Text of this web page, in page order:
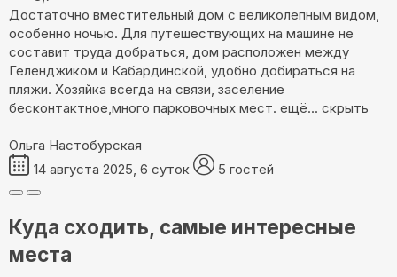
Достаточно вместительный дом с великолепным видом,
особенно ночью. Для путешествующих на машине не
составит труда добраться, дом расположен между
Геленджиком и Кабардинской, удобно добираться на
пляжи. Хозяйка всегда на связи, заселение
бесконтактное,много парковочных мест. ещё... скрыть
Ольга Настобурская
14 августа 2025, 6 суток
5 гостей
Куда сходить, самые интересные
места